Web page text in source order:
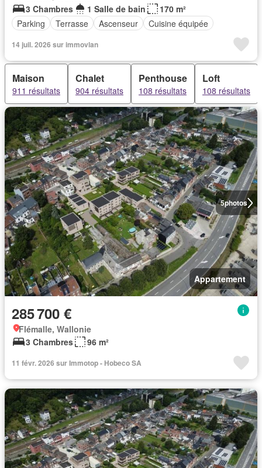
3 Chambres
1 Salle de bain
170 m²
Parking
Terrasse Ascenseur Cuisine équipée
14 juil. 2026 sur immovlan
Maison
911 résultats
Chalet
904 résultats
Penthouse
108 résultats
Loft
108 résultats
5photos
Appartement
285 700 €
Flémalle, Wallonie
3 Chambres
96 m²
11 févr. 2026 sur Immotop - Hobeco SA